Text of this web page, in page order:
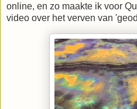
online, en zo maakte ik voor
video over het verven van